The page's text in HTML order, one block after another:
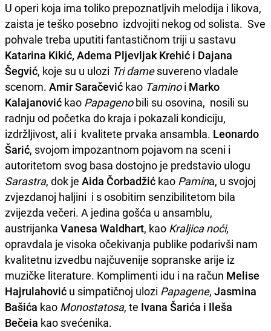
U operi koja ima toliko prepoznatljvih melodija i likova,
zaista je teško posebno izdvojiti nekog od solista. Sve
pohvale treba uputiti fantastičnom triji u sastavu
Katarina Kikić, Adema Pljevljak Krehić i Dajana
Šegvić, koje su u ulozi Tri damesuvereno vladale
scenom. Amir Saračević kao Taminoi Marko
Kalajanović kao Papagenobili su osovina, nosili su
radnju od početka do kraja i pokazali kondiciju,
izdržljivost, ali i kvalitete prvaka ansambla. Leonardo
Šarić, svojom impozantnom pojavom na sceni i
autoritetom svog basa dostojno je predstavio ulogu
Sarastra, dok je Aida Čorbadžić kao Pamina, u svojoj
zvjezdanoj haljini i s osobitim senzibilitetom bila
zvijezda večeri. A jedina gošća u ansamblu,
austrijanka Vanesa Waldhart, kao Kraljica noći,
opravdala je visoka očekivanja publike podarivši nam
kvalitetnu izvedbu najčuvenije sopranske arije iz
muzičke literature. Komplimenti idu i na račun Melise
Hajrulahović u simpatičnoj ulozi Papagene, Jasmina
Bašića kao Monostatosa, te Ivana Šarića i Ileša
Bečeia kao svećenika.